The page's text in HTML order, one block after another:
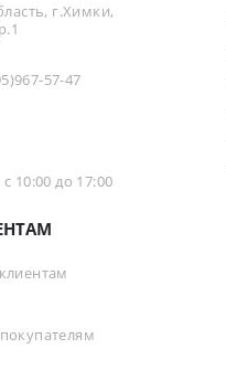
г.Химки,
57-47
10:00 до 17:00